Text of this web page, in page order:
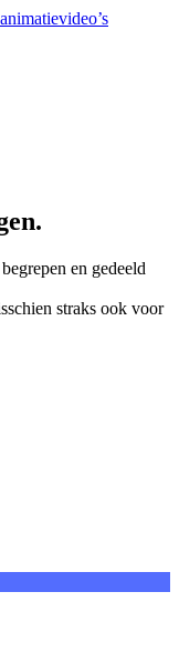
en gedeeld
straks ook voor